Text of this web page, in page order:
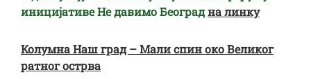
иницијативе Не давимо Београдна линку
Колумна Наш град – Мали спин око Великог
ратног острва